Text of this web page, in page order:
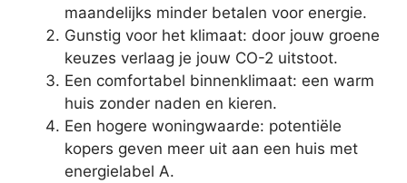
maandelijks minder betalen voor energie.
Gunstig voor het klimaat: door jouw groene
keuzes verlaag je jouw CO-2 uitstoot.
Een comfortabel binnenklimaat: een warm
huis zonder naden en kieren.
Een hogere woningwaarde: potentiële
kopers geven meer uit aan een huis met
energielabel A.